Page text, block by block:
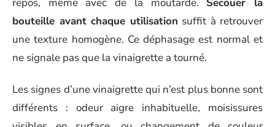
bouteille avant chaque utilisation suffit à retrouver
une texture homogène. Ce déphasage est normal et
ne signale pas que la vinaigrette a tourné.
Les signes d’une vinaigrette qui n’est plus bonne sont
différents : odeur aigre inhabituelle, moisissures